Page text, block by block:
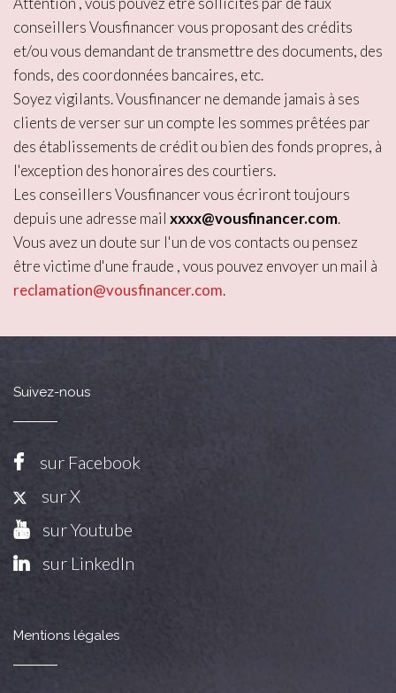
conseillers Vousfinancer vous proposant des crédits
et/ou vous demandant de transmettre des documents, des
fonds, des coordonnées bancaires, etc.
Soyez vigilants. Vousfinancer ne demande jamais à ses
clients de verser sur un compte les sommes prêtées par
des établissements de crédit ou bien des fonds propres, à
l'exception des honoraires des courtiers.
Les conseillers Vousfinancer vous écriront toujours
depuis une adresse mail xxxx@vousfinancer.com.
Vous avez un doute sur l'un de vos contacts ou pensez
être victime d'une fraude , vous pouvez envoyer un mail à
reclamation@vousfinancer.com.
Suivez-nous
sur Facebook
sur X
sur Youtube
sur LinkedIn
Mentions légales